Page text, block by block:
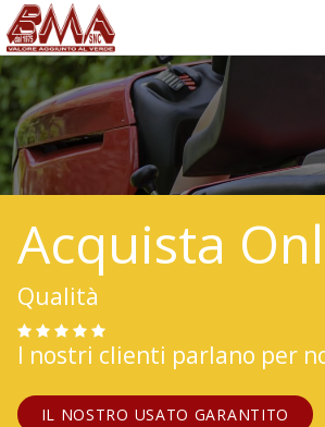
Acquista
Qualità
I nostri clienti parlano per
IL NOSTRO USATO GARANTITO